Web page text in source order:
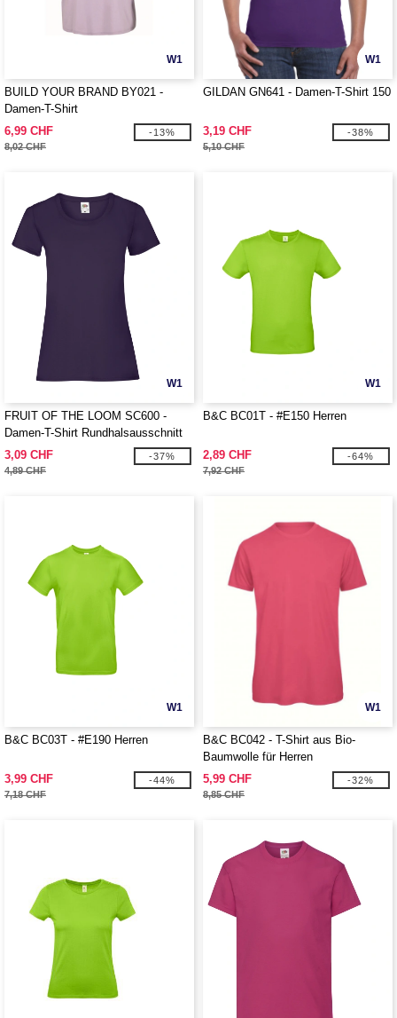
W1
BUILD YOUR BRAND BY021 -
Damen-T-Shirt
6,99 CHF
8,02 CHF
-13%
W1
GILDAN GN641 - Damen-T-Shirt 150
3,19 CHF
5,10 CHF
-38%
W1
FRUIT OF THE LOOM SC600 -
Damen-T-Shirt Rundhalsausschnitt
160
3,09 CHF
4,89 CHF
-37%
W1
B&C BC01T - #E150 Herren
2,89 CHF
7,92 CHF
-64%
W1
B&C BC03T - #E190 Herren
3,99 CHF
7,18 CHF
-44%
W1
B&C BC042 - T-Shirt aus Bio-
Baumwolle für Herren
5,99 CHF
8,85 CHF
-32%